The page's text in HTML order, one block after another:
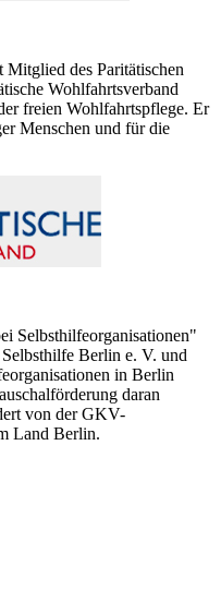
des Paritätischen
Wohlfahrtsverband
freien Wohlfahrtspflege. Er
Menschen und für die
Selbsthilfeorganisationen"
Berlin e. V. und
in Berlin
daran
von der GKV-
Land Berlin.